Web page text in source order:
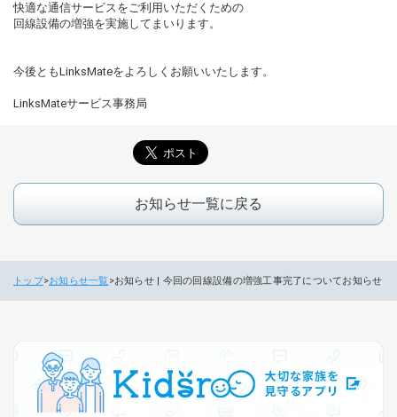
快適な通信サービスをご利用いただくための
回線設備の増強を実施してまいります。
今後ともLinksMateをよろしくお願いいたします。
LinksMateサービス事務局
お知らせ一覧に戻る
トップ お知らせ一覧 お知らせ | 今回の回線設備の増強工事完了についてお知らせ